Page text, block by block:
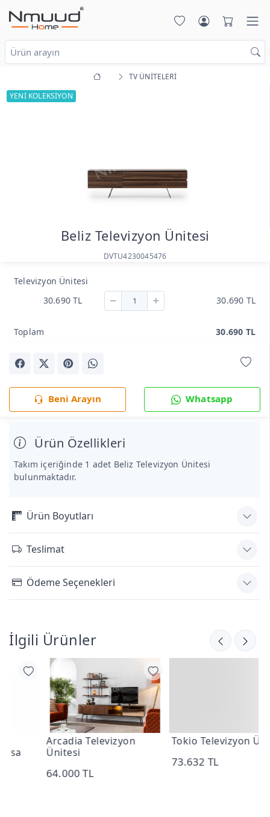
TV ÜNİTELERİ
YENİ KOLEKSİYON
Beliz Televizyon Ünitesi
DVTU4230045476
Televizyon Ünitesi
30.690 TL
30.690 TL
Toplam 30.690 TL
Beni Arayın Whatsapp
Ürün Özellikleri
Takım içeriğinde 1 adet Beliz Televizyon Ünitesi
bulunmaktadır.
Ürün Boyutları
Teslimat
Ödeme Seçenekleri
İlgili Ürünler
Arcadia Televizyon
Ünitesi
64.000 TL
Tokio Televizyon Ünitesi
73.632 TL